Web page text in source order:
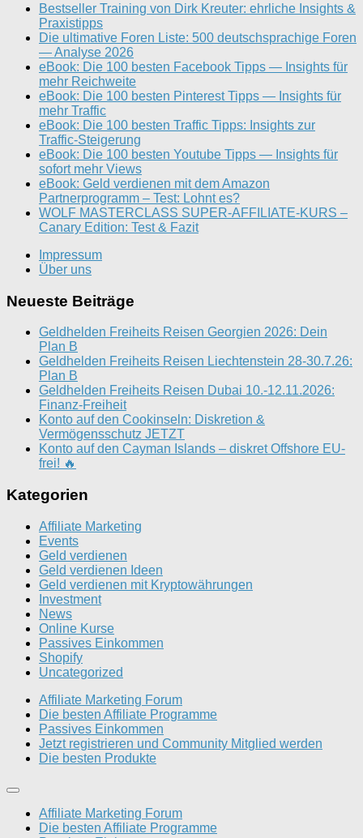
Bestseller Training von Dirk Kreuter: ehrliche Insights &
Praxistipps
Die ultimative Foren Liste: 500 deutschsprachige Foren
— Analyse 2026
eBook: Die 100 besten Facebook Tipps — Insights für
mehr Reichweite
eBook: Die 100 besten Pinterest Tipps — Insights für
mehr Traffic
eBook: Die 100 besten Traffic Tipps: Insights zur
Traffic-Steigerung
eBook: Die 100 besten Youtube Tipps — Insights für
sofort mehr Views
eBook: Geld verdienen mit dem Amazon
Partnerprogramm – Test: Lohnt es?
WOLF MASTERCLASS SUPER-AFFILIATE-KURS –
Canary Edition: Test & Fazit
Impressum
Über uns
Neueste Beiträge
Geldhelden Freiheits Reisen Georgien 2026: Dein
Plan B
Geldhelden Freiheits Reisen Liechtenstein 28-30.7.26:
Plan B
Geldhelden Freiheits Reisen Dubai 10.-12.11.2026:
Finanz-Freiheit
Konto auf den Cookinseln: Diskretion &
Vermögensschutz JETZT
Konto auf den Cayman Islands – diskret Offshore EU-
frei! 🔥
Kategorien
Affiliate Marketing
Events
Geld verdienen
Geld verdienen Ideen
Geld verdienen mit Kryptowährungen
Investment
News
Online Kurse
Passives Einkommen
Shopify
Uncategorized
Affiliate Marketing Forum
Die besten Affiliate Programme
Passives Einkommen
Jetzt registrieren und Community Mitglied werden
Die besten Produkte
Affiliate Marketing Forum
Die besten Affiliate Programme